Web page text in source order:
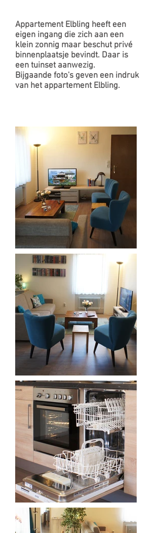
Appartement Elbling heeft een
eigen ingang die zich aan een
klein zonnig maar beschut privé
binnenplaatsje bevindt. Daar is
een tuinset aanwezig.
Bijgaande foto's geven een indruk
van het appartement Elbling.